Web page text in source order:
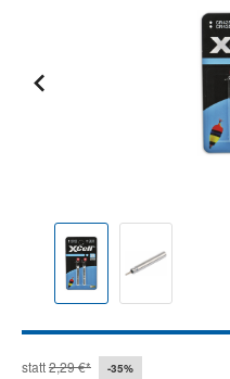
statt2,29 €* -35%